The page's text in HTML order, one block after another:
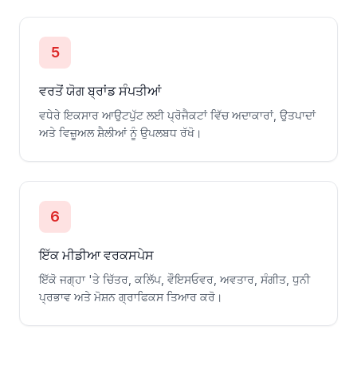
5
ਵਰਤੋਂ ਯੋਗ ਬ੍ਰਾਂਡ ਸੰਪਤੀਆਂ
ਵਧੇਰੇ ਇਕਸਾਰ ਆਉਟਪੁੱਟ ਲਈ ਪ੍ਰੋਜੈਕਟਾਂ ਵਿੱਚ ਅਦਾਕਾਰਾਂ, ਉਤਪਾਦਾਂ
ਅਤੇ ਵਿਜ਼ੂਅਲ ਸ਼ੈਲੀਆਂ ਨੂੰ ਉਪਲਬਧ ਰੱਖੋ।
6
ਇੱਕ ਮੀਡੀਆ ਵਰਕਸਪੇਸ
ਇੱਕੋ ਜਗ੍ਹਾ 'ਤੇ ਚਿੱਤਰ, ਕਲਿੱਪ, ਵੌਇਸਓਵਰ, ਅਵਤਾਰ, ਸੰਗੀਤ, ਧੁਨੀ
ਪ੍ਰਭਾਵ ਅਤੇ ਮੋਸ਼ਨ ਗ੍ਰਾਫਿਕਸ ਤਿਆਰ ਕਰੋ।